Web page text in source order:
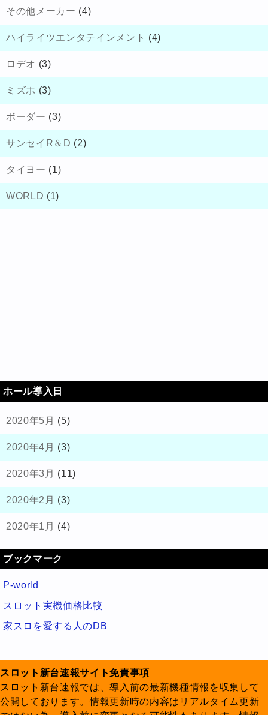
その他メーカー (4)
ハイライツエンタテインメント (4)
ロデオ (3)
ミズホ (3)
ボーダー (3)
サンセイR＆D (2)
タイヨー (1)
WORLD (1)
ホール導入日
2020年5月 (5)
2020年4月 (3)
2020年3月 (11)
2020年2月 (3)
2020年1月 (4)
ブックマーク
P-world
スロット実機価格比較
家スロを愛する人のDB
スロット新台速報サイト免責事項
スロット新台速報では、導入前の最新機種情報を収集して
公開しております。情報更新時の内容はリアルタイム更新